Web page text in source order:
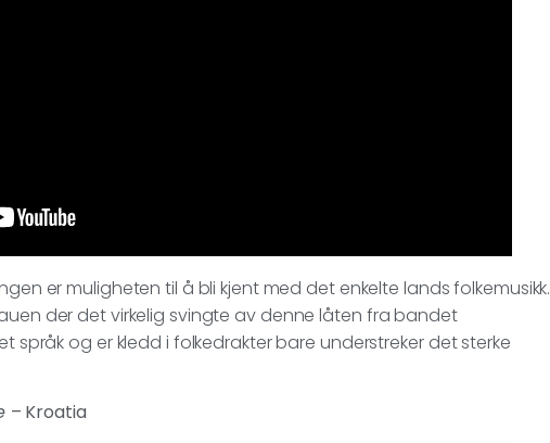
er muligheten til å bli kjent med det enkelte lands folkemusikk.
der det virkelig svingte av denne låten fra bandet
språk og er kledd i folkedrakter bare understreker det sterke
– Kroatia